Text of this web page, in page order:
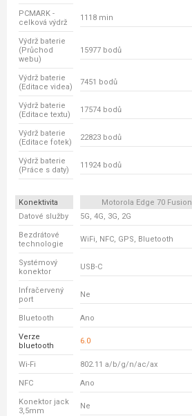
PCMARK -
celková výdrž
1118 min
Výdrž baterie
(Průchod
webu)
15977 bodů
Výdrž baterie
(Editace videa)
7451 bodů
Výdrž baterie
(Editace textu)
17574 bodů
Výdrž baterie
(Editace fotek)
22823 bodů
Výdrž baterie
(Práce s daty)
11924 bodů
Konektivita Motorola Edge 70 Fusion
Datové služby
5G, 4G, 3G, 2G
Bezdrátové
technologie
WiFi, NFC, GPS, Bluetooth
Systémový
konektor
USB-C
Infračervený
port
Ne
Bluetooth Ano
Verze
bluetooth
6.0
Wi-Fi 802.11 a/b/g/n/ac/ax
NFC Ano
Konektor jack
3,5mm
Ne